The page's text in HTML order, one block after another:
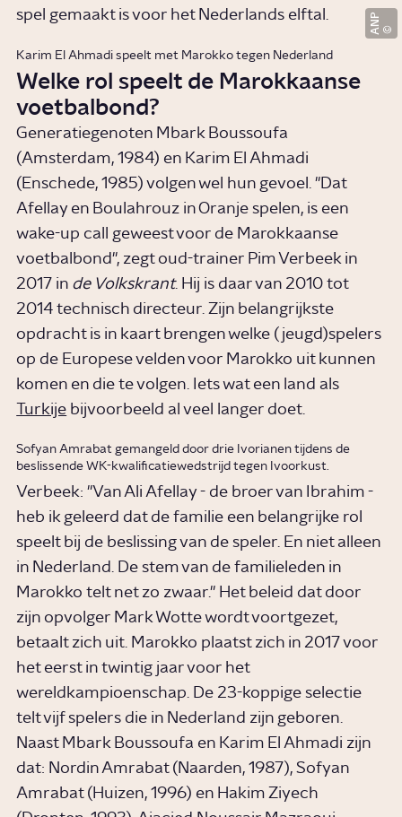
spel gemaakt is voor het Nederlands elftal.
ANP
Karim El Ahmadi speelt met Marokko tegen Nederland ​
Welke rol speelt de Marokkaanse
voetbalbond?
Generatiegenoten Mbark Boussoufa
(Amsterdam, 1984) en Karim El Ahmadi
(Enschede, 1985) volgen wel hun gevoel. "Dat
Afellay en Boulahrouz in Oranje spelen, is een
wake-up call geweest voor de Marokkaanse
voetbalbond", zegt oud-trainer Pim Verbeek in
2017 in de Volkskrant. Hij is daar van 2010 tot
2014 technisch directeur. Zijn belangrijkste
opdracht is in kaart brengen welke (jeugd)spelers
op de Europese velden voor Marokko uit kunnen
komen en die te volgen. Iets wat een land als
Turkije bijvoorbeeld al veel langer doet.
Sofyan Amrabat gemangeld door drie Ivorianen tijdens de
beslissende WK-kwalificatiewedstrijd tegen Ivoorkust.
Verbeek: "Van Ali Afellay - de broer van Ibrahim -
heb ik geleerd dat de familie een belangrijke rol
speelt bij de beslissing van de speler. En niet alleen
in Nederland. De stem van de familieleden in
Marokko telt net zo zwaar." Het beleid dat door
zijn opvolger Mark Wotte wordt voortgezet,
betaalt zich uit. Marokko plaatst zich in 2017 voor
het eerst in twintig jaar voor het
wereldkampioenschap. De 23-koppige selectie
telt vijf spelers die in Nederland zijn geboren.
Naast Mbark Boussoufa en Karim El Ahmadi zijn
dat: Nordin Amrabat (Naarden, 1987), Sofyan
Amrabat (Huizen, 1996) en Hakim Ziyech